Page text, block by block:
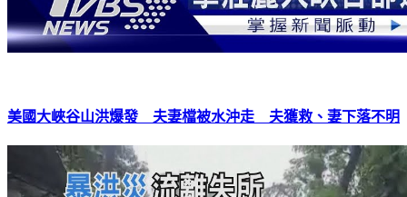
美國大峽谷山洪爆發 夫妻檔被水沖走 夫獲救、妻下落不明